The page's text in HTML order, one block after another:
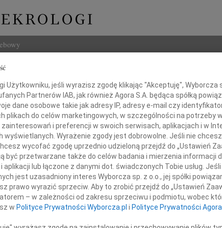
Pani
Imię i
INNE
Z
Dr
Użytkowniku, jeśli wyrazisz zgodę klikając "Akceptuję", Wyborcza
Partnerów IAB, jak również Agora S.A. będąca spółką
dane osobowe takie jak adresy IP, adresy e-mail czy
plikach do celów marketingowych, w szczególności na potrzeby
i preferencji w swoich serwisach, aplikacjach i w
wyświetlanych. Wyrażenie zgody jest dobrowolne. Jeśli nie
wycofać zgodę uprzednio udzieloną przejdź do „Ustawień
być przetwarzane także do celów badania i mierzenia informacji
lub łączone z danymi dot. świadczonych Tobie usług.
jest uzasadniony interes Wyborcza sp. z o.o., jej spółki
prawo wyrazić sprzeciw. Aby to zrobić przejdź do „Ustawień
– w zależności od zakresu sprzeciwu i podmiotu, wobec
w Polityce Prywatności Wyborcza.pl i Polityce Prywatności Agora